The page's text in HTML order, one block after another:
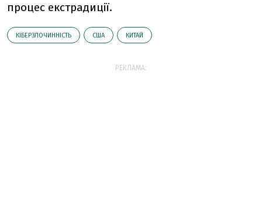
процес екстрадиції.
КІБЕРЗЛОЧИННІСТЬ США КИТАЙ
РЕКЛАМА: